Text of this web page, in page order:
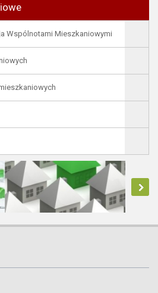
Wspólnotami Mieszkaniowymi